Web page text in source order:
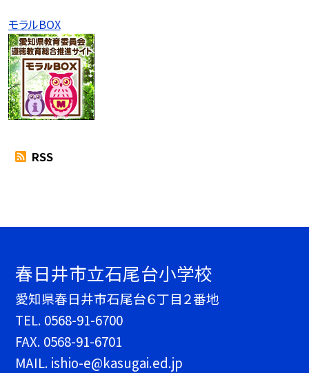
モラルBOX
RSS
春日井市立石尾台小学校
愛知県春日井市石尾台６丁目２番地
TEL. 0568-91-6700
FAX. 0568-91-6701
MAIL. ishio-e@kasugai.ed.jp